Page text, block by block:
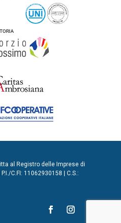
al Registro delle Imprese di
C.FI: 11062930158 | C.S.: